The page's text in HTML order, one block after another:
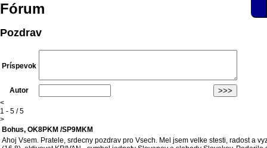
Fórum
Pozdrav
Príspevok
Autor
<
1 - 5 / 5
>
Bohus, OK8PKM /SP9MKM
Ahoj Vsem. Pratele, srdecny pozdrav pro Vsech. Mel jsem velke stesti, radost a